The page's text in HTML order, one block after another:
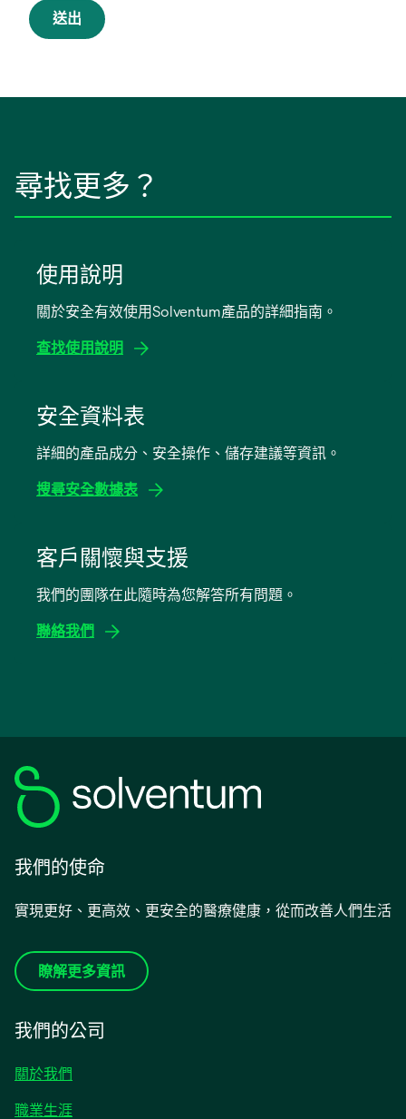
送出
尋找更多？
使用說明
關於安全有效使用Solventum產品的詳細指南。
查找使用說明
安全資料表
詳細的產品成分、安全操作、儲存建議等資訊。
搜尋安全數據表
客戶關懷與支援
我們的團隊在此隨時為您解答所有問題。
聯絡我們
我們的使命
實現更好、更高效、更安全的醫療健康，從而改善人們生活
瞭解更多資訊
我們的公司
關於我們
職業生涯